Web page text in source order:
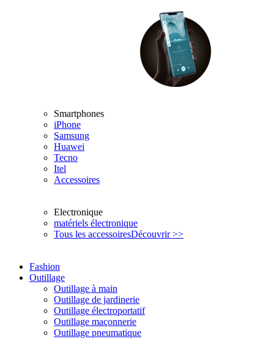
Smartphones
iPhone
Samsung
Huawei
Tecno
Itel
Accessoires
Electronique
matériels électronique
Tous les accessoiresDécouvrir >>
Fashion
Outillage
Outillage à main
Outillage de jardinerie
Outillage électroportatif
Outillage maçonnerie
Outillage pneumatique